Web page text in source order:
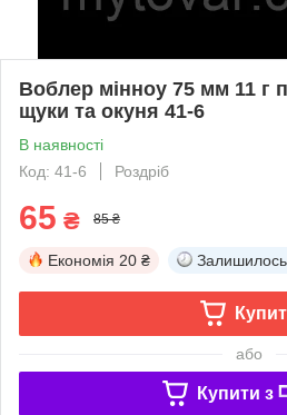
Воблер мінноу 75 мм 11 г
щуки та окуня 41-6
В наявності
Код: 41-6
Роздріб
65 ₴ 85 ₴
Економія 20 ₴ Залишилось
або
Купити з